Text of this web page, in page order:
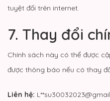
tuyệt đối trên internet.
7. Thay đổi
Chính sách này có thể được
được thông báo nếu có thay
Liên hệ: